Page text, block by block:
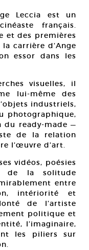
Leccia est un
français.
et des premières
carrière d’Ange
essor dans les
visuelles, il
lui-même des
industriels,
photographique,
du ready-made —
de la relation
l’œuvre d’art.
vidéos, poésies
de la solitude
entre
intériorité et
de l’artiste
politique et
l’imaginaire,
les piliers sur